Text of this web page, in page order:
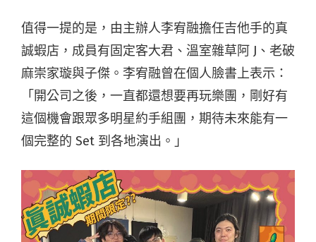
值得一提的是，由主辦人李宥融擔任吉他手的真
誠蝦店，成員有固定客大君、溫室雜草阿 J、老破
麻崇家璇與子傑。李宥融曾在個人臉書上表示：
「開公司之後，一直都還想要再玩樂團，剛好有
這個機會跟眾多明星約手組團，期待未來能有一
個完整的 Set 到各地演出。」